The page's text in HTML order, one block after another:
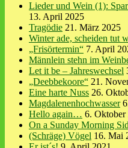
Lieder und Wein (1):
13. April 2025
Tragödie 21. März 2025
Winter ade, scheiden tut
„Frisörtermin“ 7. April
Männlein stehn im
Let it be – Jahreswechsel
„Deebbekoore“ 21.
Eine harte Nuss 26.
Magdalenenhochwasser
Hello again… 6. Oktober
On a Sunday Morning
(Schräge) Vögel 16. Mai